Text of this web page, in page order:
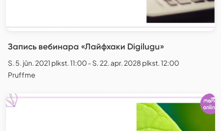
Запись вебинара «Лайфхаки Digilugu»
S. 5. jūn. 2021 plkst. 11:00 - S. 22. apr. 2028 plkst. 12:00
Pruffme